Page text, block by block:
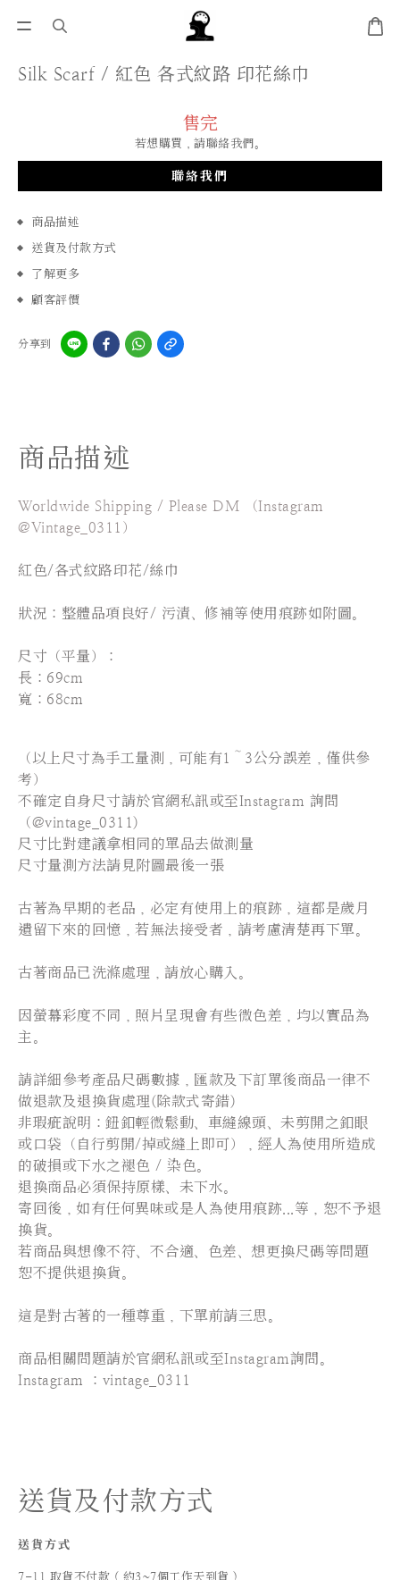
Silk Scarf / 紅色 各式紋路 印花絲巾
售完
若想購買，請聯絡我們。
聯絡我們
商品描述
送貨及付款方式
了解更多
顧客評價
分享到
商品描述
Worldwide Shipping / Please DM （Instagram
@Vintage_0311）
紅色/各式紋路印花/絲巾
狀況：整體品項良好/ 污漬、修補等使用痕跡如附圖。
尺寸（平量）：
長 ：69cm
寬 ：68cm
（以上尺寸為手工量測，可能有1～3公分誤差，僅供參
考）
不確定自身尺寸請於官網私訊或至Instagram 詢問
（@vintage_0311)
尺寸比對建議拿相同的單品去做測量
尺寸量測方法請見附圖最後一張
古著為早期的老品，必定有使用上的痕跡，這都是歲月
遺留下來的回憶，若無法接受者，請考慮清楚再下單。
古著商品已洗滌處理，請放心購入。
因螢幕彩度不同，照片呈現會有些微色差，均以實品為
主。
請詳細參考產品尺碼數據，匯款及下訂單後商品一律不
做退款及退換貨處理(除款式寄錯)
非瑕疵說明：鈕釦輕微鬆動、車縫線頭、未剪開之釦眼
或口袋（自行剪開/掉或縫上即可），經人為使用所造成
的破損或下水之褪色 / 染色。
退換商品必須保持原樣、未下水。
寄回後，如有任何異味或是人為使用痕跡...等，恕不予退
換貨。
若商品與想像不符、不合適、色差、想更換尺碼等問題
恕不提供退換貨。
這是對古著的一種尊重，下單前請三思。
商品相關問題請於官網私訊或至Instagram詢問。
Instagram ：vintage_0311
送貨及付款方式
送貨方式
7-11 取貨不付款 ( 約3~7個工作天到貨 )